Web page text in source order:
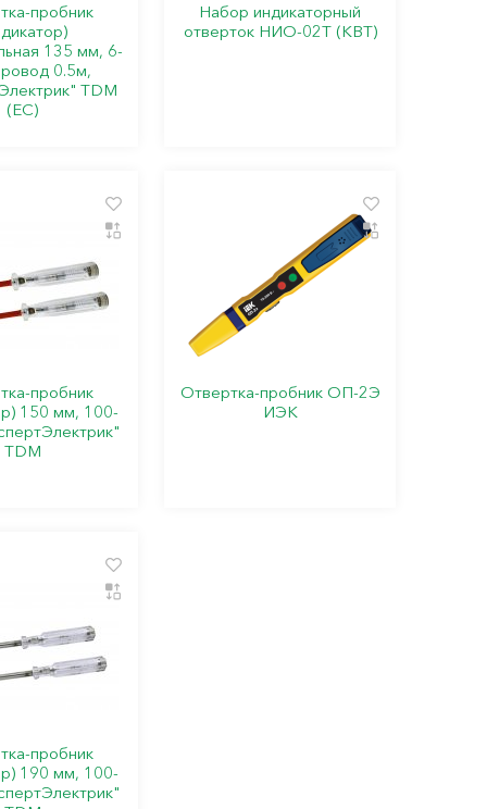
пробник
135 мм, 6-
0.5м,
TDM
(ЕС)
Набор индикаторный
отверток НИО-02Т (КВТ)
пробник
150 мм, 100-
TDM
Отвертка-пробник ОП-2Э
ИЭК
пробник
190 мм, 100-